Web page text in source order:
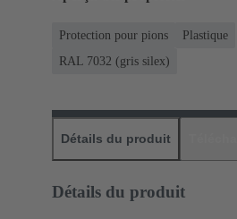
Protection pour pions
Plastique
RAL 7032 (gris silex)
Détails du produit
Détails du produit